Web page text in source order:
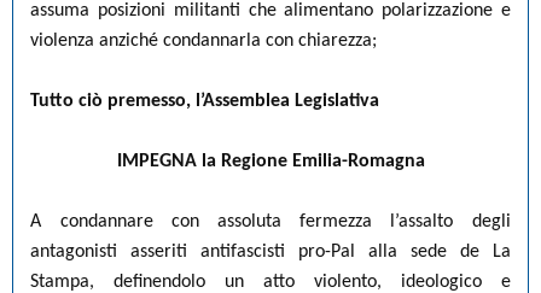
assuma posizioni militanti che alimentano polarizzazione e
violenza anziché condannarla con chiarezza;
Tutto ciò premesso, l’Assemblea Legislativa
IMPEGNA la Regione Emilia-Romagna
A condannare con assoluta fermezza l’assalto degli
antagonisti asseriti antifascisti pro-Pal alla sede de La
Stampa, definendolo un atto violento, ideologico e